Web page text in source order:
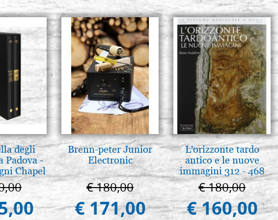
degli
Padova -
Chapel
Brenn-peter Junior
Electronic
€ 180,00
€ 171,00
L'orizzonte tardo
antico e le nuove
immagini 312 - 468
€ 180,00
€ 160,00